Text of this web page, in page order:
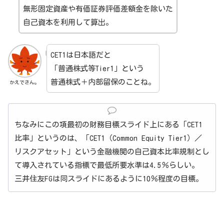
無形固定資産や有価証券評価差額金を除いた
自己資本を利用して算出。
かえでさん。
CET1は日本語だと
「普通株式等Tier1」という
普通株式＋内部留保のことね。
ちなみにこの項最初の財務目標スライド上にある「CET1
比率」というのは、「CET1（Common Equity Tier1）／
リスクアセット」という金融機関の自己資本比率規制とし
て導入されている指標で最低所要水準は4.5％らしい。
三井住友FGは同スライドにあるように10％程度の目標。